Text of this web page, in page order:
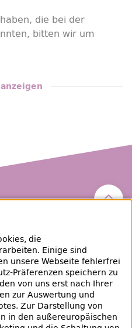
die bei der
bitten wir um
Berlin
733
ZLB
die
Einige sind
unsere Webseite fehlerfrei
Präferenzen speichern zu
von uns erst nach Ihrer
zur Auswertung und
Zur Darstellung von
in den außereuropäischen